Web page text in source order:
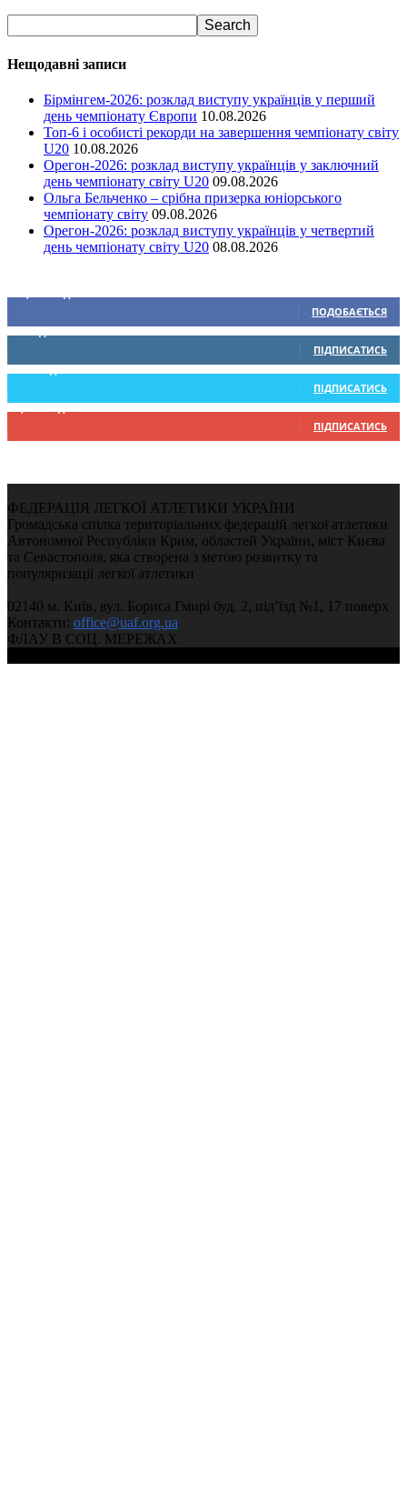
Нещодавні записи
Бірмінгем-2026: розклад виступу українців у перший
день чемпіонату Європи 10.08.2026
Топ-6 і особисті рекорди на завершення чемпіонату світу
U20 10.08.2026
Орегон-2026: розклад виступу українців у заключний
день чемпіонату світу U20 09.08.2026
Ольга Бельченко – срібна призерка юніорського
чемпіонату світу 09.08.2026
Орегон-2026: розклад виступу українців у четвертий
день чемпіонату світу U20 08.08.2026
ПОДОБАЄТЬСЯ
0 Підписників
ПІДПИСАТИСЬ
234 Підписників
ПІДПИСАТИСЬ
9,370 Підписників
ПІДПИСАТИСЬ
ФЕДЕРАЦІЯ ЛЕГКОЇ АТЛЕТИКИ УКРАЇНИ
Громадська спілка територіальних федерацій легкої атлетики
Автономної Республіки Крим, областей України, міст Києва
та Севастополя, яка створена з метою розвитку та
популяризації легкої атлетики
02140 м. Київ, вул. Бориса Гмирі буд. 2, під’їзд №1, 17 поверх
Контакти: office@uaf.org.ua
ФЛАУ В СОЦ. МЕРЕЖАХ